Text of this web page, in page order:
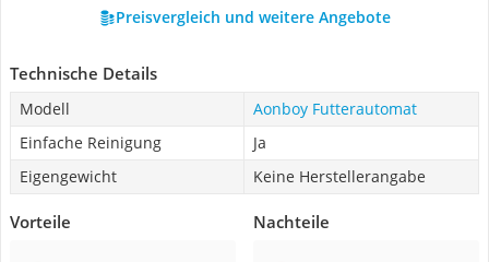
Preisvergleich und weitere Angebote
Technische Details
Modell
Aonboy Futterautomat
Einfache Reinigung
Ja
Eigengewicht
Keine Herstellerangabe
Vorteile Nachteile